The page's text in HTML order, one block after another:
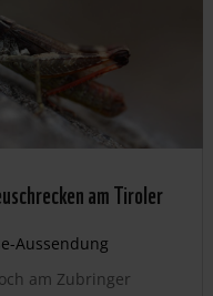
am Tiroler
Aussendung
am Zubringer